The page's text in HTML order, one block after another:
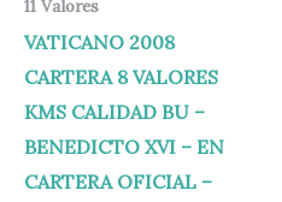
11 Valores
VATICANO 2008
CARTERA 8 VALORES
KMS CALIDAD BU –
BENEDICTO XVI – EN
CARTERA OFICIAL –